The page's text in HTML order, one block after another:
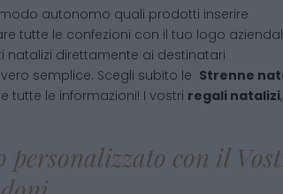
autonomo quali prodotti inserire
tutte le confezioni con il tuo logo
natalizi direttamente ai destinatari
semplice. Scegli subito le Strenne
tutte le informazioni! I vostri regali natalizi
personalizzato con il